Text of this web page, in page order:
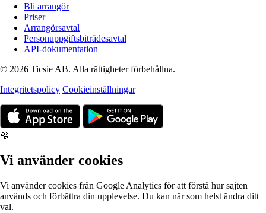
Bli arrangör
Priser
Arrangörsavtal
Personuppgiftsbiträdesavtal
API-dokumentation
© 2026 Ticsie AB. Alla rättigheter förbehållna.
Integritetspolicy Cookieinställningar
🍪
Vi använder cookies
Vi använder cookies från Google Analytics för att förstå hur sajten
används och förbättra din upplevelse. Du kan när som helst ändra ditt
val.